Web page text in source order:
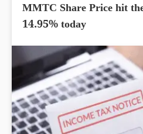
MMTC Share Price hit
14.95% today